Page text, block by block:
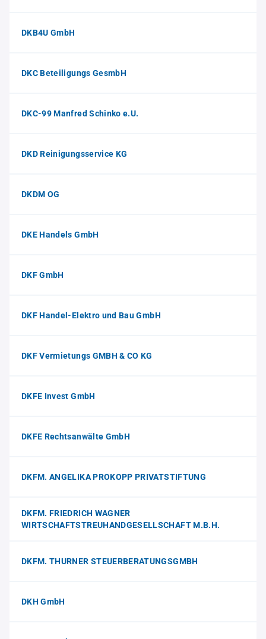
DKB4U GmbH
DKC Beteiligungs GesmbH
DKC-99 Manfred Schinko e.U.
DKD Reinigungsservice KG
DKDM OG
DKE Handels GmbH
DKF GmbH
DKF Handel-Elektro und Bau GmbH
DKF Vermietungs GMBH & CO KG
DKFE Invest GmbH
DKFE Rechtsanwälte GmbH
DKFM. ANGELIKA PROKOPP PRIVATSTIFTUNG
DKFM. FRIEDRICH WAGNER
WIRTSCHAFTSTREUHANDGESELLSCHAFT M.B.H.
DKFM. THURNER STEUERBERATUNGSGMBH
DKH GmbH